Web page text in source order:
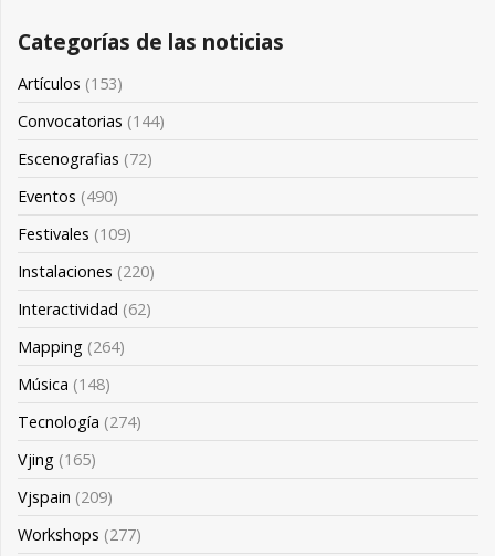
Categorías de las noticias
Artículos (153)
Convocatorias (144)
Escenografias (72)
Eventos (490)
Festivales (109)
Instalaciones (220)
Interactividad (62)
Mapping (264)
Música (148)
Tecnología (274)
Vjing (165)
Vjspain (209)
Workshops (277)